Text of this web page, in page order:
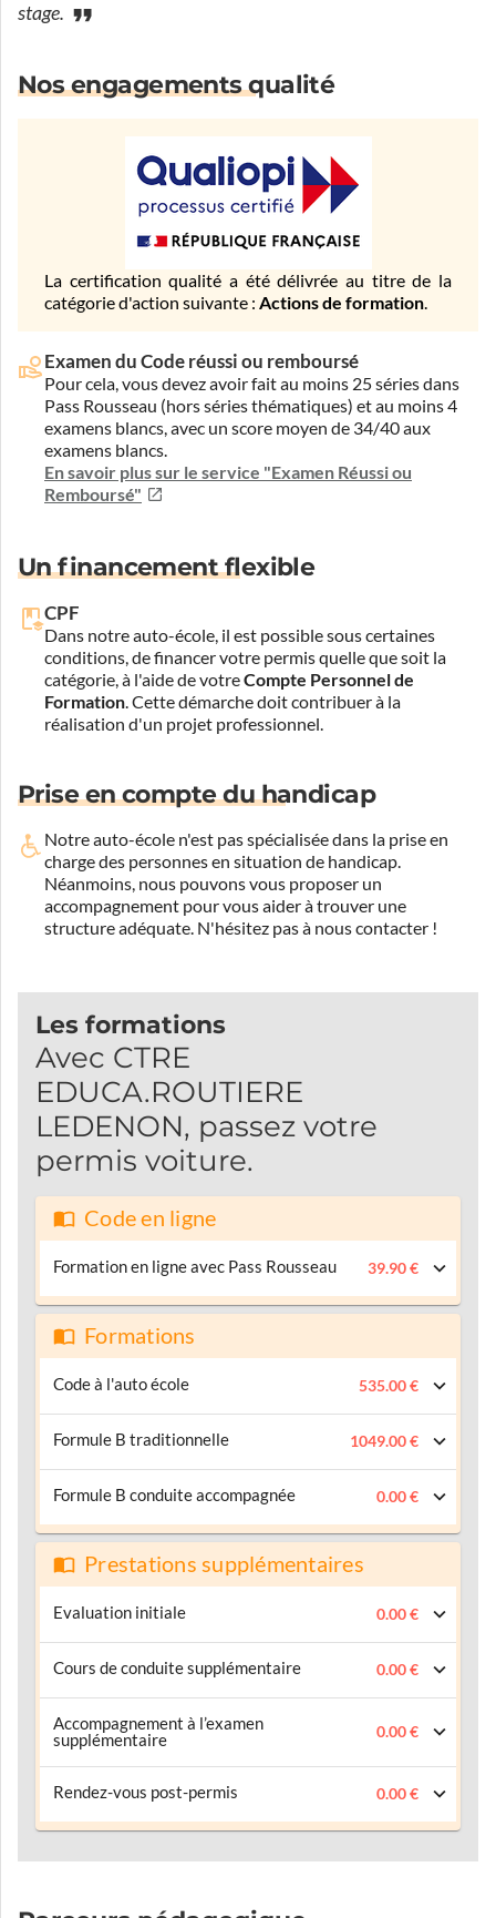
stage.
Nos engagements qualité
La certification qualité a été délivrée au titre de la
catégorie d'action suivante : Actions de formation.
Examen du Code réussi ou remboursé
Pour cela, vous devez avoir fait au moins 25 séries dans
Pass Rousseau (hors séries thématiques) et au moins 4
examens blancs, avec un score moyen de 34/40 aux
examens blancs.
En savoir plus sur le service "Examen Réussi ou
Remboursé"
Un financement flexible
CPF
Dans notre auto-école, il est possible sous certaines
conditions, de financer votre permis quelle que soit la
catégorie, à l'aide de votreCompte Personnel de
Formation. Cette démarche doit contribuer à la
réalisation d'un projet professionnel.
Prise en compte du handicap
Notre auto-école n'est pas spécialisée dans la prise en
charge des personnes en situation de handicap.
Néanmoins, nous pouvons vous proposer un
accompagnement pour vous aider à trouver une
structure adéquate. N'hésitez pas à nous contacter !
Les formations
Avec CTRE
EDUCA.ROUTIERE
LEDENON, passez votre
permis voiture.
Code en ligne
Formation en ligne avec Pass Rousseau 39.90 €
Formations
Code à l'auto école 535.00 €
Formule B traditionnelle 1049.00 €
Formule B conduite accompagnée 0.00 €
Prestations supplémentaires
Evaluation initiale 0.00 €
Cours de conduite supplémentaire 0.00 €
Accompagnement à l’examen
supplémentaire
0.00 €
Rendez-vous post-permis 0.00 €